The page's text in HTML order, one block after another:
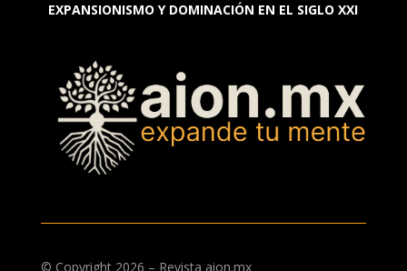
EXPANSIONISMO Y DOMINACIÓN EN EL SIGLO XXI
© Copyright 2026 – Revista aion.mx